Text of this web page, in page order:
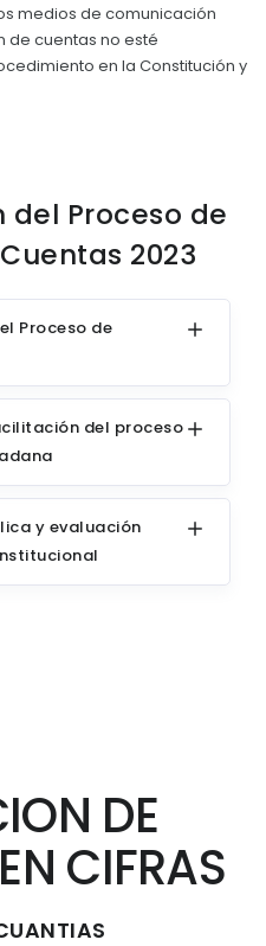
- PAC
- POA
y balances
medios de comunicación
de cuentas no esté
en la Constitución y
Proceso de
2023
Proceso de
del proceso
y evaluación
DE
CIFRAS